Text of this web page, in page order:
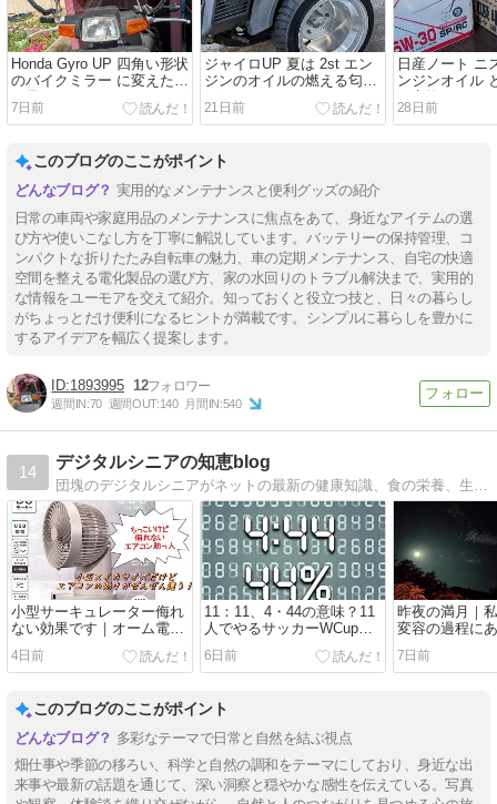
Honda Gyro UP 四角い形状
のバイクミラー に変えたけ
ど見えないぜぇ～
7日前
ジャイロUP 夏は 2st エン
ジンのオイルの燃える匂い
が好き
21日前
日産ノート ニ
ンジンオイル
ト交換の日
28日前
このブログのここがポイント
実用的なメンテナンスと便利グッズの紹介
日常の車両や家庭用品のメンテナンスに焦点をあて、身近なアイテムの選
び方や使いこなし方を丁寧に解説しています。バッテリーの保持管理、コ
ンパクトな折りたたみ自転車の魅力、車の定期メンテナンス、自宅の快適
空間を整える電化製品の選び方、家の水回りのトラブル解決まで、実用的
な情報をユーモアを交えて紹介。知っておくと役立つ技と、日々の暮らし
がちょっとだけ便利になるヒントが満載です。シンプルに暮らしを豊かに
するアイデアを幅広く提案します。
1893995 12
週間IN:70 週間OUT:140 月間IN:540
14
デジタルシニアの知恵blog
団塊のデジタルシニアがネットの最新の健康知識、食の栄養、生活習慣など健康に良いことをまとめています。「おばあさんの知恵袋」もブラッシュアップしなくちゃね。
小型サーキュレーター侮れ
ない効果です｜オーム電機
FF-SQ862TC-FBH
4日前
11：11、4・44の意味？11
人でやるサッカーWCupに
も深い意味があった！
6日前
昨夜の満月｜
変容の過程に
7日前
このブログのここがポイント
多彩なテーマで日常と自然を結ぶ視点
畑仕事や季節の移ろい、科学と自然の調和をテーマにしており、身近な出
来事や最新の話題を通じて、深い洞察と穏やかな感性を伝えている。写真